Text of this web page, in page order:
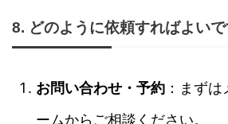
8. どのように依頼すればよいで
お問い合わせ・予約 ：まず
ームからご相談ください。